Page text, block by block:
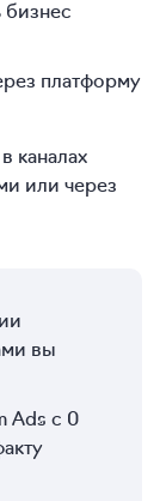
бизнес
платформу
каналах
или через
вы
Ads с 0